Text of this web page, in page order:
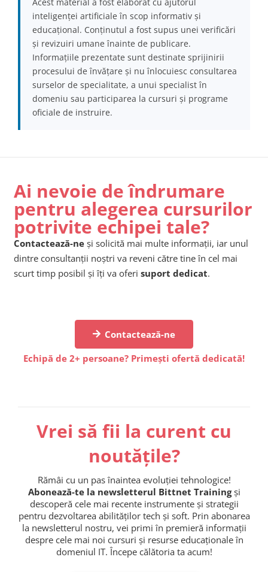
inteligenței artificiale în scop informativ și
educațional. Conținutul a fost supus unei verificări
și revizuiri umane înainte de publicare.
Informațiile prezentate sunt destinate sprijinirii
procesului de învățare și nu înlocuiesc consultarea
surselor de specialitate, a unui specialist în
domeniu sau participarea la cursuri și programe
oficiale de instruire.
Ai nevoie de îndrumare
pentru alegerea cursurilor
potrivite echipei tale?
Contactează-ne și solicită mai multe informații, iar unul
dintre consultanții noștri va reveni către tine în cel mai
scurt timp posibil și îți va oferi suport dedicat.
Contactează-ne
Echipă de 2+ persoane? Primești ofertă dedicată!
Vrei să fii la curent cu
noutățile?
Rămâi cu un pas înaintea evoluției tehnologice!
Abonează-te la newsletterul Bittnet Trainingși
descoperă cele mai recente instrumente și strategii
pentru dezvoltarea abilităților tech și soft. Prin abonarea
la newsletterul nostru, vei primi în premieră informații
despre cele mai noi cursuri și resurse educaționale în
domeniul IT. Începe călătoria ta acum!